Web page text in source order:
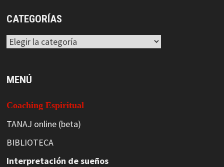
CATEGORÍAS
Categorías
MENÚ
Coaching Espiritual
TANAJ online (beta)
BIBLIOTECA
Interpretación de sueños